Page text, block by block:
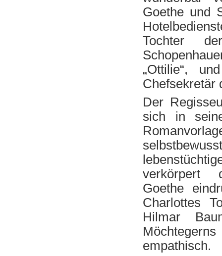
Goethe und
Tochter
„Ottilie“,
Chefsekretär
Der
sich in
verkörpert
Goethe
Charlottes
Hilmar
empathisch.